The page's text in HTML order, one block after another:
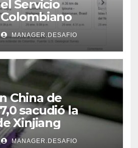
Servicio
MANAGER.DESAFIO
China de
sacudió la
Xinjiang
MANAGER.DESAFIO